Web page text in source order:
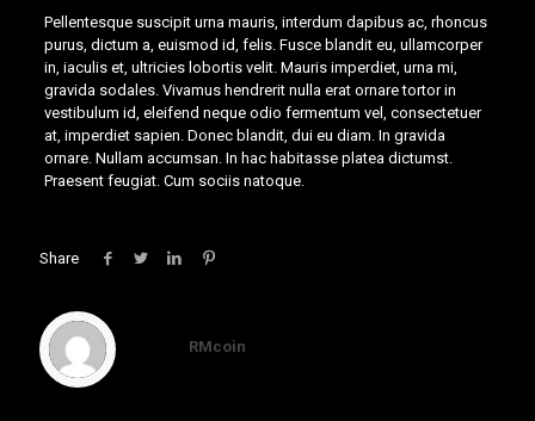
Pellentesque suscipit urna mauris, interdum dapibus ac, rhoncus
purus, dictum a, euismod id, felis. Fusce blandit eu, ullamcorper
in, iaculis et, ultricies lobortis velit. Mauris imperdiet, urna mi,
gravida sodales. Vivamus hendrerit nulla erat ornare tortor in
vestibulum id, eleifend neque odio fermentum vel, consectetuer
at, imperdiet sapien. Donec blandit, dui eu diam. In gravida
ornare. Nullam accumsan. In hac habitasse platea dictumst.
Praesent feugiat. Cum sociis natoque.
Share
RMcoin